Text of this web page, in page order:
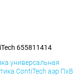
655811414
универсальная
ContiTech аэр ПхВ